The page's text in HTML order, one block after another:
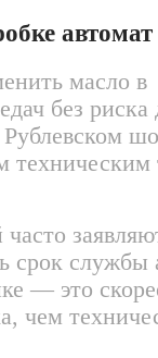
автомат
масло в
без риска
техническим
службы
— это
чем